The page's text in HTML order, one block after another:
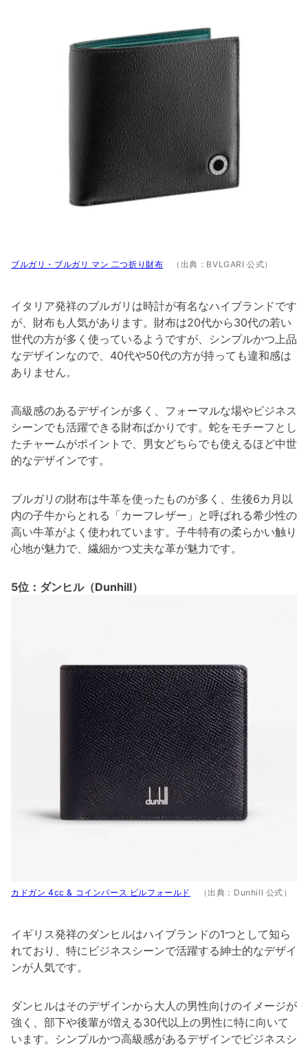
ブルガリ・ブルガリ マン 二つ折り財布 （出典：BVLGARI 公式）
イタリア発祥のブルガリは時計が有名なハイブランドです
が、財布も人気があります。財布は20代から30代の若い
世代の方が多く使っているようですが、シンプルかつ上品
なデザインなので、40代や50代の方が持っても違和感は
ありません。
高級感のあるデザインが多く、フォーマルな場やビジネス
シーンでも活躍できる財布ばかりです。蛇をモチーフとし
たチャームがポイントで、男女どちらでも使えるほど中世
的なデザインです。
ブルガリの財布は牛革を使ったものが多く、生後6カ月以
内の子牛からとれる「カーフレザー」と呼ばれる希少性の
高い牛革がよく使われています。子牛特有の柔らかい触り
心地が魅力で、繊細かつ丈夫な革が魅力です。
5位：ダンヒル（Dunhill）
カドガン 4cc & コインパース ビルフォールド （出典：Dunhill 公式）
イギリス発祥のダンヒルはハイブランドの1つとして知ら
れており、特にビジネスシーンで活躍する紳士的なデザイ
ンが人気です。
ダンヒルはそのデザインから大人の男性向けのイメージが
強く、部下や後輩が増える30代以上の男性に特に向いて
います。シンプルかつ高級感があるデザインでビジネスシ